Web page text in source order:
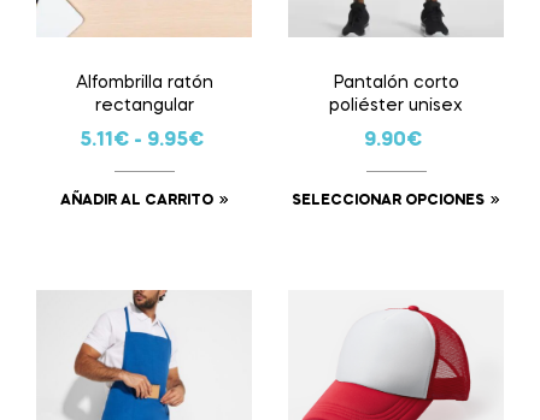
Alfombrilla ratón
rectangular
5.11€- 9.95€
AÑADIR AL CARRITO
Pantalón corto
poliéster unisex
9.90€
SELECCIONAR OPCIONES